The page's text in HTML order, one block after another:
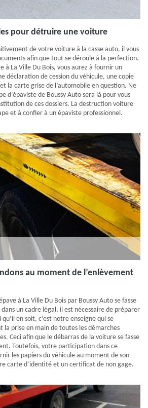
pour détruire une voiture
de votre voiture à la casse auto, il vous
afin que tout se déroule à la perfection.
à La Ville Du Bois, vous aurez à fournir un
déclaration de cession du véhicule, une copie
la carte grise de l’automobile en question. Ne
d’épaviste de Boussy Auto sera là pour vous
de ces dossiers. La destruction voiture
et à confier à un épaviste professionnel.
au moment de l’enlèvement
à La Ville Du Bois par Boussy Auto se fasse
un cadre légal, il est nécessaire de préparer
en soit, c’est notre enseigne qui se
prise en main de toutes les démarches
Ceci afin que le débarras de la voiture se fasse
Toutefois, votre participation dans ce
les papiers du véhicule au moment de son
carte d’identité et un certificat de non gage.